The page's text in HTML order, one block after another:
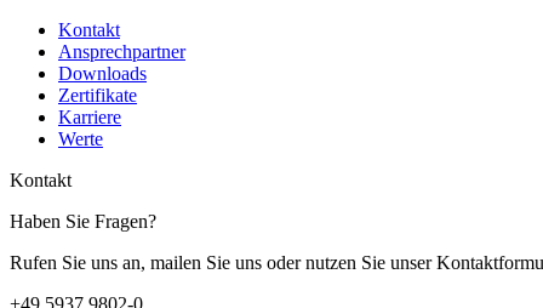
Kontakt
Ansprechpartner
Downloads
Zertifikate
Karriere
Werte
Kontakt
Haben Sie Fragen?
Rufen Sie uns an, mailen Sie uns oder nutzen Sie unser
+49 5937 9802-0